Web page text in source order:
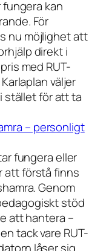
fungera kan
För
nu möjlighet att
direkt i
med RUT-
väljer
stället för att ta
– personligt
fungera eller
att förstå finns
Genom
stöd
att hantera –
tack vare RUT-